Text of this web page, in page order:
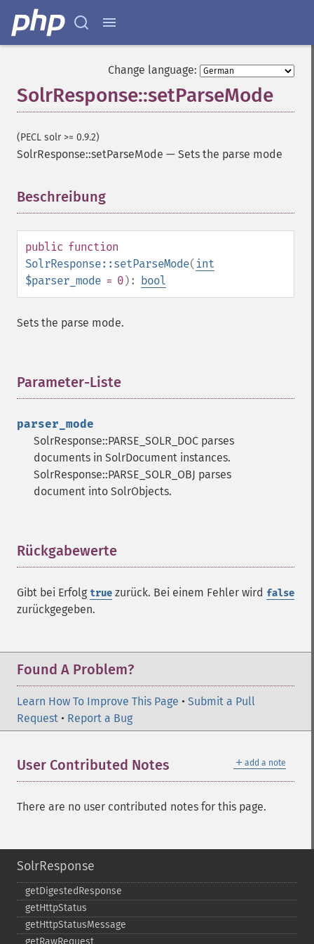
Change language:
SolrResponse::setParseMode
(PECL solr >= 0.9.2)
SolrResponse::setParseMode — Sets the parse mode
Beschreibung
public function
SolrResponse::setParseMode( int
$parser_mode = 0): bool
Sets the parse mode.
Parameter-Liste
parser_mode
SolrResponse::PARSE_SOLR_DOC parses
documents in SolrDocument instances.
SolrResponse::PARSE_SOLR_OBJ parses
document into SolrObjects.
Rückgabewerte
Gibt bei Erfolg true zurück. Bei einem Fehler wird false
zurückgegeben.
Found A Problem?
Learn How To Improve This Page • Submit a Pull
Request • Report a Bug
＋ add a note
User Contributed Notes
There are no user contributed notes for this page.
SolrResponse
getDigestedResponse
getHttpStatus
getHttpStatusMessage
getRawRequest